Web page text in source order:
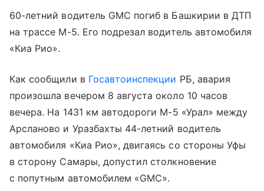
60-летний водитель GMC погиб в Башкирии в ДТП
на трассе М-5. Его подрезал водитель автомобиля
«Киа Рио».
Как сообщили в Госавтоинспекции РБ, авария
произошла вечером 8 августа около 10 часов
вечера. На 1431 км автодороги М-5 «Урал» между
Арсланово и Уразбахты 44-летний водитель
автомобиля «Киа Рио», двигаясь со стороны Уфы
в сторону Самары, допустил столкновение
с попутным автомобилем «GMC».